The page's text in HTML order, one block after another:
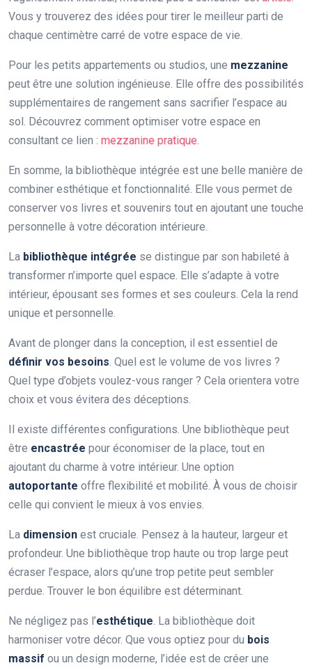
Vous y trouverez des idées pour tirer le meilleur parti de
chaque centimètre carré de votre espace de vie.
Pour les petits appartements ou studios, une mezzanine
peut être une solution ingénieuse. Elle offre des possibilités
supplémentaires de rangement sans sacrifier l’espace au
sol. Découvrez comment optimiser votre espace en
consultant ce lien : mezzanine pratique.
En somme, la bibliothèque intégrée est une belle manière de
combiner esthétique et fonctionnalité. Elle vous permet de
conserver vos livres et souvenirs tout en ajoutant une touche
personnelle à votre décoration intérieure.
La bibliothèque intégrée se distingue par son habileté à
transformer n’importe quel espace. Elle s’adapte à votre
intérieur, épousant ses formes et ses couleurs. Cela la rend
unique et personnelle.
Avant de plonger dans la conception, il est essentiel de
définir vos besoins. Quel est le volume de vos livres ?
Quel type d’objets voulez-vous ranger ? Cela orientera votre
choix et vous évitera des déceptions.
Il existe différentes configurations. Une bibliothèque peut
être encastrée pour économiser de la place, tout en
ajoutant du charme à votre intérieur. Une option
autoportante offre flexibilité et mobilité. À vous de choisir
celle qui convient le mieux à vos envies.
La dimension est cruciale. Pensez à la hauteur, largeur et
profondeur. Une bibliothèque trop haute ou trop large peut
écraser l’espace, alors qu’une trop petite peut sembler
perdue. Trouver le bon équilibre est déterminant.
Ne négligez pas l’esthétique. La bibliothèque doit
harmoniser votre décor. Que vous optiez pour du bois
massif ou un design moderne, l’idée est de créer une